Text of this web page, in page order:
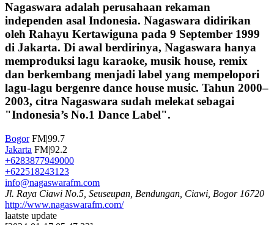
Nagaswara adalah perusahaan rekaman
independen asal Indonesia. Nagaswara didirikan
oleh Rahayu Kertawiguna pada 9 September 1999
di Jakarta. Di awal berdirinya, Nagaswara hanya
memproduksi lagu karaoke, musik house, remix
dan berkembang menjadi label yang mempelopori
lagu-lagu bergenre dance house music. Tahun 2000–
2003, citra Nagaswara sudah melekat sebagai
"Indonesia’s No.1 Dance Label".
Bogor FM|99.7
Jakarta FM|92.2
+6283877949000
+622518243123
info@nagaswarafm.com
Jl. Raya Ciawi No.5, Seuseupan, Bendungan, Ciawi, Bogor 16720
http://www.nagaswarafm.com/
laatste update